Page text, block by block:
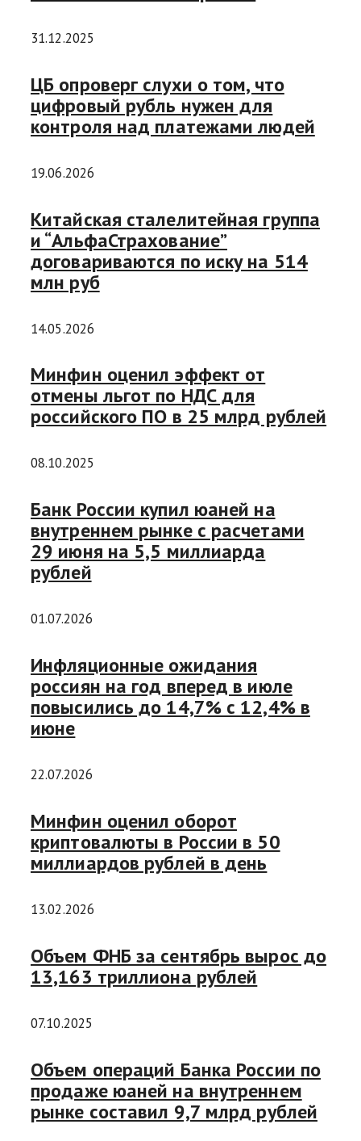
31.12.2025
ЦБ опроверг слухи о том, что
цифровый рубль нужен для
контроля над платежами людей
19.06.2026
Китайская сталелитейная группа
и “АльфаСтрахование”
договариваются по иску на 514
млн руб
14.05.2026
Минфин оценил эффект от
отмены льгот по НДС для
российского ПО в 25 млрд рублей
08.10.2025
Банк России купил юаней на
внутреннем рынке с расчетами
29 июня на 5,5 миллиарда
рублей
01.07.2026
Инфляционные ожидания
россиян на год вперед в июле
повысились до 14,7% с 12,4% в
июне
22.07.2026
Минфин оценил оборот
криптовалюты в России в 50
миллиардов рублей в день
13.02.2026
Объем ФНБ за сентябрь вырос до
13,163 триллиона рублей
07.10.2025
Объем операций Банка России по
продаже юаней на внутреннем
рынке составил 9,7 млрд рублей